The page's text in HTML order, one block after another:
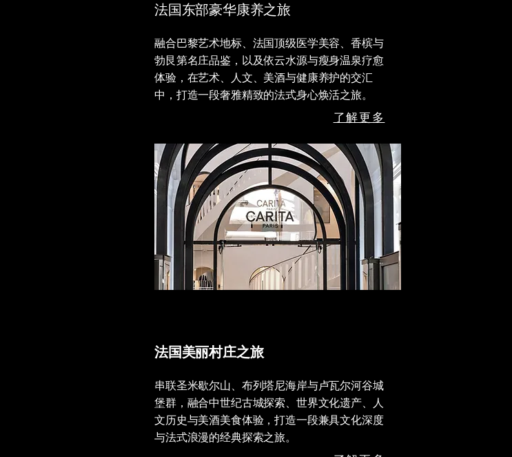
法国东部豪华康养之旅
融合巴黎艺术地标、法国顶级医学美容、香槟与
勃艮第名庄品鉴，以及依云水源与瘦身温泉疗愈
体验，在艺术、人文、美酒与健康养护的交汇
中，打造一段奢雅精致的法式身心焕活之旅。
了解更多
法国美丽村庄之旅
串联圣米歇尔山、布列塔尼海岸与卢瓦尔河谷城
堡群，融合中世纪古城探索、世界文化遗产、人
文历史与美酒美食体验，打造一段兼具文化深度
与法式浪漫的经典探索之旅。